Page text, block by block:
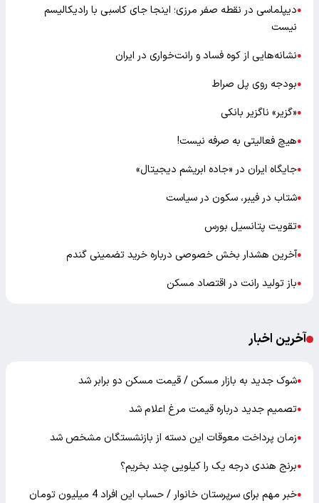
●دیپلماسی در نقطه صفر مرزی؛ اینجا جای کاسبی با رادیکالیسم
نیست
●نشانه‌هایی از کوه فساد و رانت‌خواری در ایران
●بودجه روی پل صراط
●«گزیر» ناگزیر بانکی
●هیچ فعالیتی به صرفه نیست!
●جایگاه ایران در «جاده ابریشم دیجیتال»
●شتاب در فیبر، سکون در سیاست
●تقویت پتانسیل بورس
●آخرین هشدار بخش خصوصی درباره خرید تضمینی گندم
●باز تولید رانت در اقتصاد مسکن
آخرین اخبار
●شوک جدید به بازار مسکن / قیمت مسکن دو برابر شد
●تصمیم جدید درباره قیمت مرغ اعلام شد
●زمان پرداخت معوقات این دسته از بازنشستگان مشخص شد
●برنج هندی درجه یک را کیلویی چند بخریم؟
●
خبر مهم برای سرپرستان خانوار / حساب این افراد 4 میلیون تومان